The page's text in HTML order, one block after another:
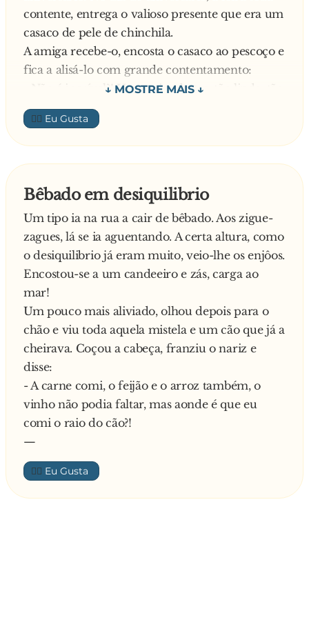
devagar, mas ele tem a mania de que ele é que
sabe!
- Cala-te, parva! — Grita-lhe novamente o
marido.
Chocado o policia fala para a mulher:
- Minha senhora, o seu marido fala-lhe sempre
desta maneira?!
E responde ela:
- Não! Só quando vai bêbado…
contente, entrega o valioso presente que era um
casaco de pele de chinchila.
A amiga recebe-o, encosta o casaco ao pescoço e
fica a alisá-lo com grande contentamento:
- Não é incrível?! Uma coisa destas, tão linda, tão
maravilhosa vir de um animal tão desajeitado,
pequeno e insignificante
E diz a loira furiosa:
- Ouve lá, ó mulher, se não gostas do presente
👍🏼
Bêbado em desiquilibrio
Um tipo ia na rua a cair de bêbado. Aos zigue-
zagues, lá se ia aguentando. A certa altura, como
o desiquilibrio já eram muito, veio-lhe os enjôos.
Encostou-se a um candeeiro e zás, carga ao
mar!
Um pouco mais aliviado, olhou depois para o
chão e viu toda aquela mistela e um cão que já a
cheirava. Coçou a cabeça, franziu o nariz e
disse:
- A carne comi, o feijão e o arroz também, o
vinho não podia faltar, mas aonde é que eu
comi o raio do cão?!
—
👍🏼